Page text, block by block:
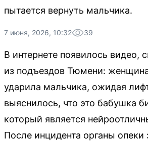
пытается вернуть мальчика.
7 июня, 2026, 10:32 39
В интернете появилось видео,
из подъездов Тюмени:
ударила мальчика, ожидая
выяснилось, что это бабушка
который является
После инцидента органы опеки